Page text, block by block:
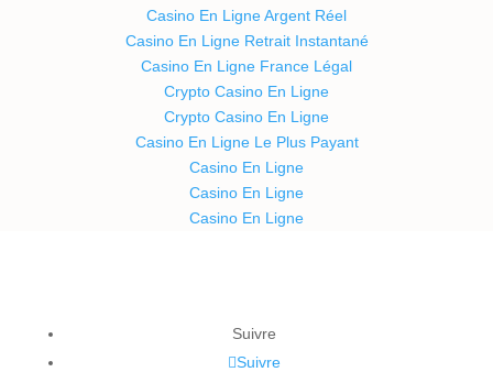
Casino En Ligne Argent Réel
Casino En Ligne Retrait Instantané
Casino En Ligne France Légal
Crypto Casino En Ligne
Crypto Casino En Ligne
Casino En Ligne Le Plus Payant
Casino En Ligne
Casino En Ligne
Casino En Ligne
Suivre
Suivre